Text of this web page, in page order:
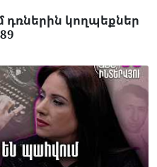
դռներին կողպեքներ